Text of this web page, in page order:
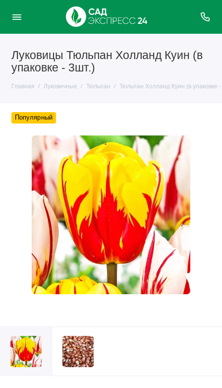
Луковицы Тюльпан Холланд Куин (в
упаковке - 3шт.)
Главная Луковичные Тюльпан Тюльпан Холланд Куин (в упаковке
Популярный